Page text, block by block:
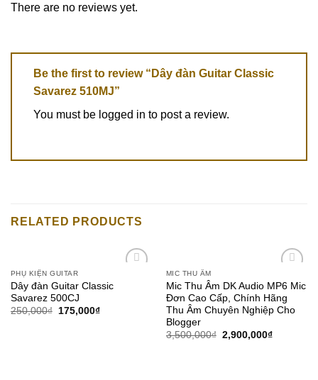
There are no reviews yet.
Be the first to review “Dây đàn Guitar Classic
Savarez 510MJ”
You must be logged in to post a review.
RELATED PRODUCTS
PHỤ KIỆN GUITAR
Dây đàn Guitar Classic
Savarez 500CJ
250,000₫ 175,000₫
wishlist
MIC THU ÂM
Mic Thu Âm DK Audio MP6 Mic
Đơn Cao Cấp, Chính Hãng
Thu Âm Chuyên Nghiệp Cho
Blogger
3,500,000₫ 2,900,000₫